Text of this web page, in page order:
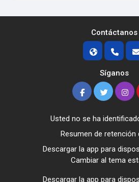
Contáctanos
Síganos
Usted no se ha
Resumen de retención
Descargar la app para
Cambiar al tema
Descargar la app para